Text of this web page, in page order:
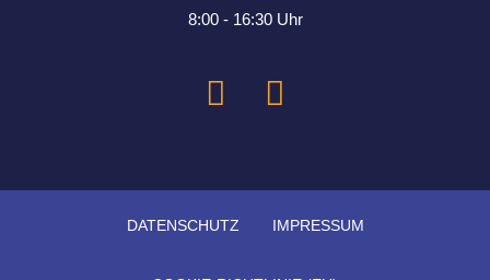
8:00 - 16:30 Uhr
DATEN­SCHUTZ IMPRESSUM